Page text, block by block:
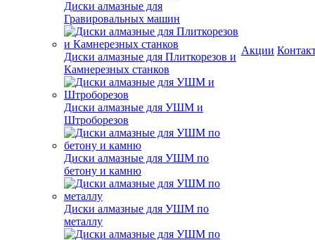
Диски алмазные для
Гравировальных машин
Диски алмазные для Плиткорезов и
Камнерезных станков
Диски алмазные для УШМ и
Штроборезов
Диски алмазные для УШМ по
бетону и камню
Диски алмазные для УШМ по
металлу
Акции